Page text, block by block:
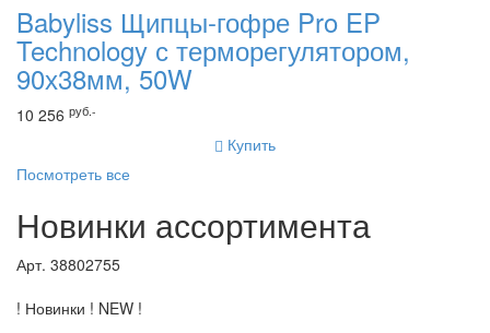
Babyliss Щипцы-гофре Pro EP
Technology с терморегулятором,
90х38мм, 50W
10 256 руб.-
Купить
Посмотреть все
Новинки ассортимента
Арт. 38802755
! Новинки ! NEW !